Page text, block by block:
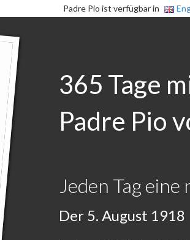
Padre Pio ist verfügbar in
365 Tage
Padre Pio
Jeden Tag
Der 5. August 1918